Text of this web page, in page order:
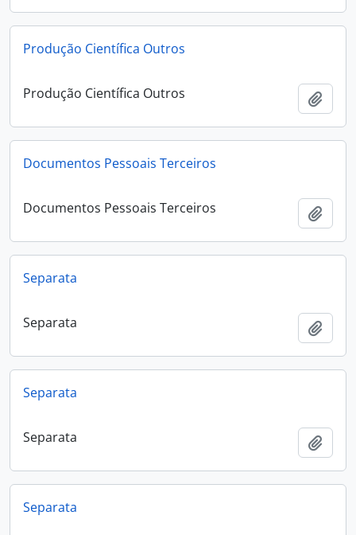
Produção Científica Outros
Produção Científica Outros
Documentos Pessoais Terceiros
Documentos Pessoais Terceiros
Separata
Separata
Separata
Separata
Separata